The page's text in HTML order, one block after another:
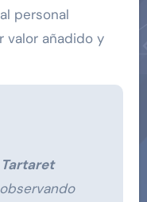
personal
valor añadido y